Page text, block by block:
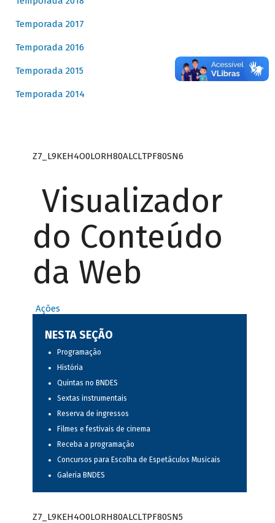
Temporada 2017
Temporada 2016
Temporada 2015
Temporada 2014
Z7_L9KEH4O0LORH80ALCLTPF80SN6
Visualizador
do Conteúdo
da Web
Ações
NESTA SEÇÃO
Programação
História
Quintas no BNDES
Sextas instrumentais
Reserva de ingressos
Filmes e festivais de cinema
Receba a programação
Concursos para Escolha de Espetáculos Musicais
Galeria BNDES
Z7_L9KEH4O0LORH80ALCLTPF80SN5